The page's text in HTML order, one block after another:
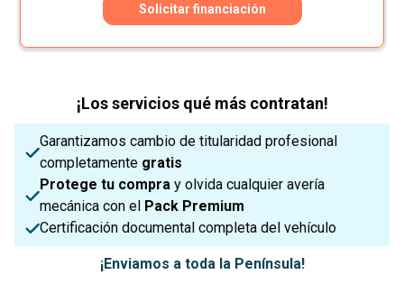
Solicitar financiación
¡Los servicios qué más contratan!
Garantizamos cambio de titularidad profesional
completamente gratis
Protege tu compra y olvida cualquier avería
mecánica con el Pack Premium
Certificación documental completa del vehículo
¡Enviamos a toda la Península!